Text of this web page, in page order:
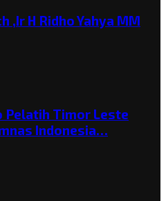
,Ir H Ridho Yahya MM
Pelatih Timor Leste
Indonesia…